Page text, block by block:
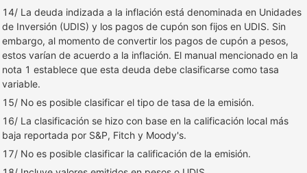
14/ La deuda indizada a la inflación está denominada en Unidades
de Inversión (UDIS) y los pagos de cupón son fijos en UDIS. Sin
embargo, al momento de convertir los pagos de cupón a pesos,
estos varían de acuerdo a la inflación. El manual mencionado en la
nota 1 establece que esta deuda debe clasificarse como tasa
variable.
15/ No es posible clasificar el tipo de tasa de la emisión.
16/ La clasificación se hizo con base en la calificación local más
baja reportada por S&P, Fitch y Moody's.
17/ No es posible clasificar la calificación de la emisión.